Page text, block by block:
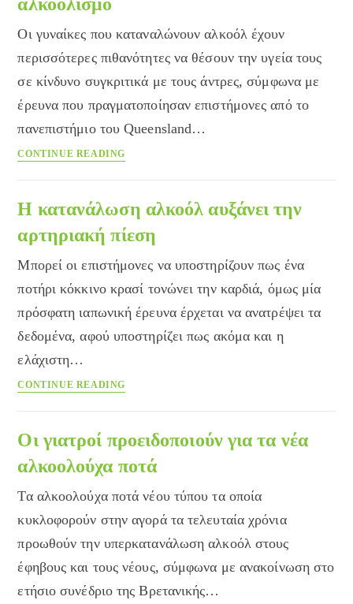
Οι γυναίκες που καταναλώνουν αλκοόλ έχουν
περισσότερες πιθανότητες να θέσουν την υγεία τους
σε κίνδυνο συγκριτικά με τους άντρες, σύμφωνα με
έρευνα που πραγματοποίησαν επιστήμονες από το
πανεπιστήμιο του Queensland…
CONTINUE READING
επιρρεπείς
στον
αλκοολισμό
Η κατανάλωση αλκοόλ αυξάνει την
αρτηριακή πίεση
Μπορεί οι επιστήμονες να υποστηρίζουν πως ένα
ποτήρι κόκκινο κρασί τονώνει την καρδιά, όμως μία
πρόσφατη ιαπωνική έρευνα έρχεται να ανατρέψει τα
δεδομένα, αφού υποστηρίζει πως ακόμα και η
ελάχιστη…
CONTINUE READING
αυξάνει
αρτηριακή
πίεση
Οι γιατροί προειδοποιούν για τα νέα
αλκοολούχα ποτά
Τα αλκοολούχα ποτά νέου τύπου τα οποία
κυκλοφορούν στην αγορά τα τελευταία χρόνια
προωθούν την υπερκατανάλωση αλκοόλ στους
έφηβους και τους νέους, σύμφωνα με ανακοίνωση στο
ετήσιο συνέδριο της Βρετανικής…